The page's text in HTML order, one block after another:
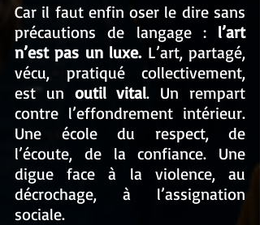
Car il faut enfin oser le dire sans
précautions de langage : l’art
n’est pas un luxe. L’art, partagé,
vécu, pratiqué collectivement,
est un outil vital. Un rempart
contre l’effondrement intérieur.
Une école du respect, de
l’écoute, de la confiance. Une
digue face à la violence, au
décrochage, à l’assignation
sociale.